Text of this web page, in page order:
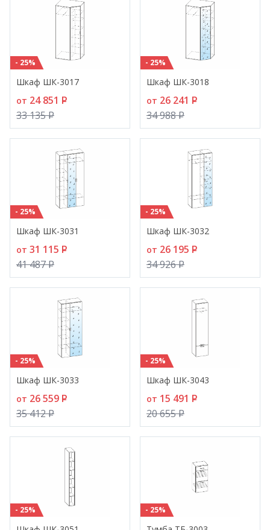
- 25%
Шкаф ШК-3017
от 24 851 P
33 135P
- 25%
Шкаф ШК-3018
от 26 241 P
34 988P
- 25%
Шкаф ШК-3031
от 31 115 P
41 487P
- 25%
Шкаф ШК-3032
от 26 195 P
34 926P
- 25%
Шкаф ШК-3033
от 26 559 P
35 412P
- 25%
Шкаф ШК-3043
от 15 491 P
20 655P
- 25% - 25%